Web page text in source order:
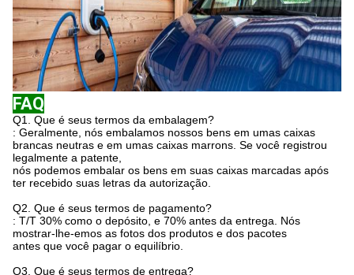
FAQ
Q1. Que é seus termos da embalagem?
: Geralmente, nós embalamos nossos bens em umas caixas
brancas neutras e em umas caixas marrons. Se você registrou
legalmente a patente,
nós podemos embalar os bens em suas caixas marcadas após
ter recebido suas letras da autorização.
Q2. Que é seus termos de pagamento?
: T/T 30% como o depósito, e 70% antes da entrega. Nós
mostrar-lhe-emos as fotos dos produtos e dos pacotes
antes que você pagar o equilíbrio.
Q3. Que é seus termos de entrega?